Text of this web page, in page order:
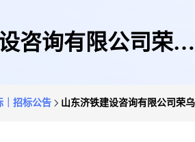
咨询有限公司荣乌
｜招标公告 山东济铁建设咨询有限公司荣